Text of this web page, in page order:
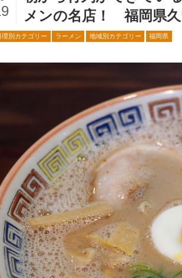
メンの名店！ 福岡県
理別カテゴリー ラーメン 地域別カテゴリー 福岡県